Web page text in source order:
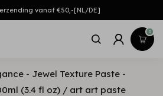
vanaf €50,-[NL/DE]
0
- Jewel Texture Paste -
(3.4 fl oz) / art art paste